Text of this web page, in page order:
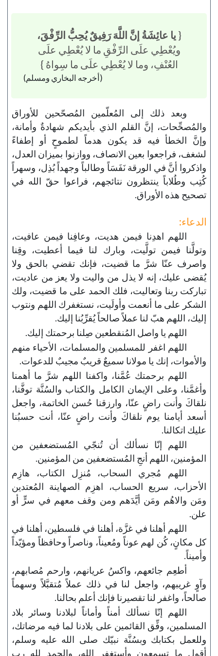
{ يا عائِشَةُ إنَّ اللَّهَ رَفِيقٌ يُحِبُّ الرِّفْقَ،
ويُعْطِي علَى الرِّفْقِ ما لا يُعْطِي علَى
العُنْفِ، وما لا يُعْطِي علَى ما سِواهُ }
(أخرجه البخاري ومسلم)
وبعد ذلك إلى المُعلّمين المُصحّحين للأوراق
والمُصحِّحات، إنَّ القلم الذي بأيديكم شهادةٌ وأمانة،
وإنَّ الخطأ فيه قد يكون هدماً لطموحٍ أو إطفاءً
لشغف، فراجعوا بعين الانصاف، ووازنوا بميزان العدل،
واذكروا أنَّ في الورقة نَفَسَاً وطالباً وجهداً بُذِل، وسهراً
كُتِب وطُلاباً ينتظرون نتائجهم، فراعوا حقّ الله في
تصحيح هذه الأوراق.
الدعاء:
اللهم اهدِنا فيمن هديت، وعافِنا فيمن عافيت،
وتولَّنا فيمن تولَّيت، وبارك لنا فيما أعطيت، وقِنا
واصرف عنّا شرَّ ما قضيت، فإنك تقضي بالحق ولا
يُقضى عليك، إنه لا يذل من واليت ولا يعز من عاديت،
تباركت ربنا وتعاليت، فلك الحمد على ما قضيت، ولك
الشكر على ما أنعمت وأولَيت، نستغفرك اللهم ونتوب
إليك، اللهم هبّ لنا عملاً صالحاً يُقرِّبُنا إليك.
اللهم يا واصل المُنقطعين صِلنا برحمتك إليك.
اللهم اغفر للمسلمين والمسلمات، الأحياء منهم
والأموات، إنك يا مولانا سميعٌ قريبٌ مجيبٌ للدعوات.
اللهم برحمتك عُمَّنا، واكفنا اللهم شرَّ ما أهمنا
وأغمَّنا، وعلى الإيمان الكامل والكتاب والسُنَّة توفَّنا،
نلقاكَ وأنت راضٍ عنّا، وارزقنا حُسن الخاتمة، واجعل
أسعد أيامنا يوم نلقاكَ وأنت راضٍ عنّا، أنت حسبُنا
عليك اتكالنا.
اللهم إنّا نسألك أن تُنجّي المُستضعفين من
المؤمنين، اللهم أنجِ المُستضعفين من المؤمنين.
اللهم مُجري السحاب، مُنزِل الكتاب، هازِم
الأحزاب، سريع الحساب، اهزِم الصهاينة المُعتدين
ومَن والاهُم ومَن أيَّدَهم ومن وقف معهم في سرٍّ أو
علن.
اللهم أهلنا في غزَّة، أهلنا في فلسطين، أهلنا في
كل مكانٍ، كُن لهم عوناً ومُعيناً، وناصراً وحافظاً ومؤيّداً
وأميناً.
أطعِم جائعهم، واكسُ عريانهم، وارحم مُصابهم،
وآوٍ غريبهم، واجعل لنا في ذلك عملاً مُتقبَّلاً وسهماً
صالحاً، واغفر لنا تقصيرنا فإنك أعلم بحالنا.
اللهم إنّا نسألك أمناً وأماناً لبلادنا وسائر بلاد
المسلمين، وفِّق القائمين على بلادنا لما فيه مرضاتك،
وللعمل بكتابك وبسُنَّة نبيّك صلى الله عليه وسلم،
أقول ما تسمعون وأستغفر الله، والحمد لله رب